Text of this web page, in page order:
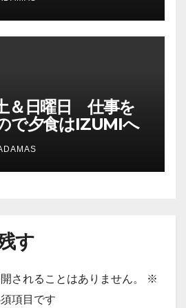
＆日曜日 仕事を
で夕食はIZUMIへ
す
されることはありません。
※
項目です